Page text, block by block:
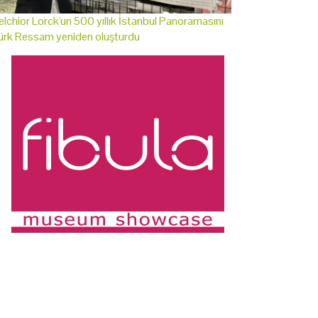
Lorck'un 500 yıllık İstanbul Panoramasını
Ressam yeniden oluşturdu